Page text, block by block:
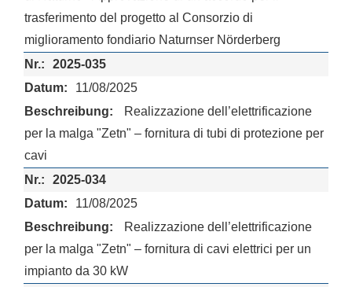
trasferimento del progetto al Consorzio di
miglioramento fondiario Naturnser Nörderberg
2025-035
11/08/2025
Realizzazione dell’elettrificazione
per la malga "Zetn" – fornitura di tubi di protezione per
cavi
2025-034
11/08/2025
Realizzazione dell’elettrificazione
per la malga "Zetn" – fornitura di cavi elettrici per un
impianto da 30 kW